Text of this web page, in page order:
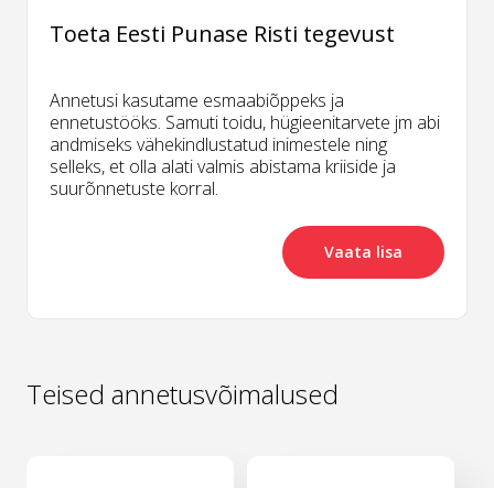
Toeta Eesti Punase Risti tegevust
Annetusi kasutame esmaabiõppeks ja
ennetustööks. Samuti toidu, hügieenitarvete jm abi
andmiseks vähekindlustatud inimestele ning
selleks, et olla alati valmis abistama kriiside ja
suurõnnetuste korral.
Vaata lisa
Teised annetusvõimalused